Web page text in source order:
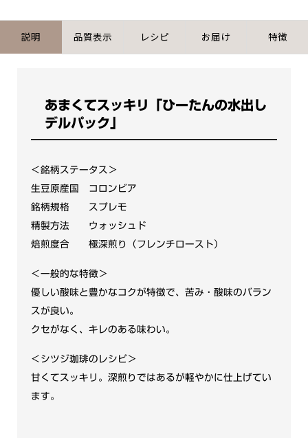
イ
ス
ヒ
ー
ル
パ
ッ
ク）
500ml
個
説明 品質表示 レシピ お届け 特徴
あまくてスッキリ「ひーたんの水出し
デルパック」
＜銘柄ステータス＞
生豆原産国 コロンビア
銘柄規格 スプレモ
精製方法 ウォッシュド
焙煎度合 極深煎り（フレンチロースト）
＜一般的な特徴＞
優しい酸味と豊かなコクが特徴で、苦み・酸味のバラン
スが良い。
クセがなく、キレのある味わい。
＜シツジ珈琲のレシピ＞
甘くてスッキリ。深煎りではあるが軽やかに仕上げてい
ます。